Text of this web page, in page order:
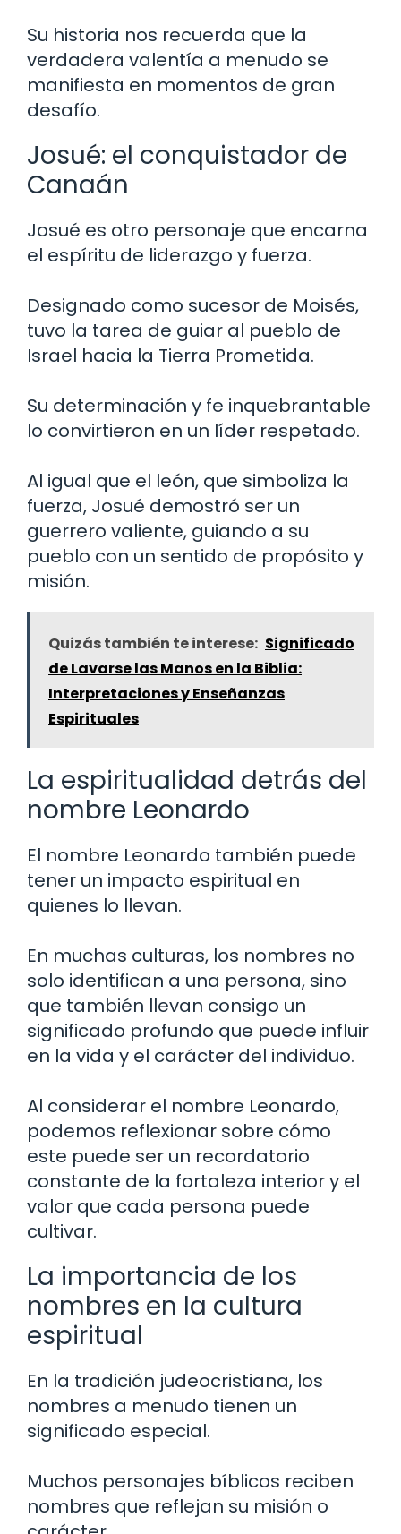
Su historia nos recuerda que la
verdadera valentía a menudo se
manifiesta en momentos de gran
desafío.
Josué: el conquistador de
Canaán
Josué es otro personaje que encarna
el espíritu de liderazgo y fuerza.
Designado como sucesor de Moisés,
tuvo la tarea de guiar al pueblo de
Israel hacia la Tierra Prometida.
Su determinación y fe inquebrantable
lo convirtieron en un líder respetado.
Al igual que el león, que simboliza la
fuerza, Josué demostró ser un
guerrero valiente, guiando a su
pueblo con un sentido de propósito y
misión.
Quizás también te interese: Significado
de Lavarse las Manos en la Biblia:
Interpretaciones y Enseñanzas
Espirituales
La espiritualidad detrás del
nombre Leonardo
El nombre Leonardo también puede
tener un impacto espiritual en
quienes lo llevan.
En muchas culturas, los nombres no
solo identifican a una persona, sino
que también llevan consigo un
significado profundo que puede influir
en la vida y el carácter del individuo.
Al considerar el nombre Leonardo,
podemos reflexionar sobre cómo
este puede ser un recordatorio
constante de la fortaleza interior y el
valor que cada persona puede
cultivar.
La importancia de los
nombres en la cultura
espiritual
En la tradición judeocristiana, los
nombres a menudo tienen un
significado especial.
Muchos personajes bíblicos reciben
nombres que reflejan su misión o